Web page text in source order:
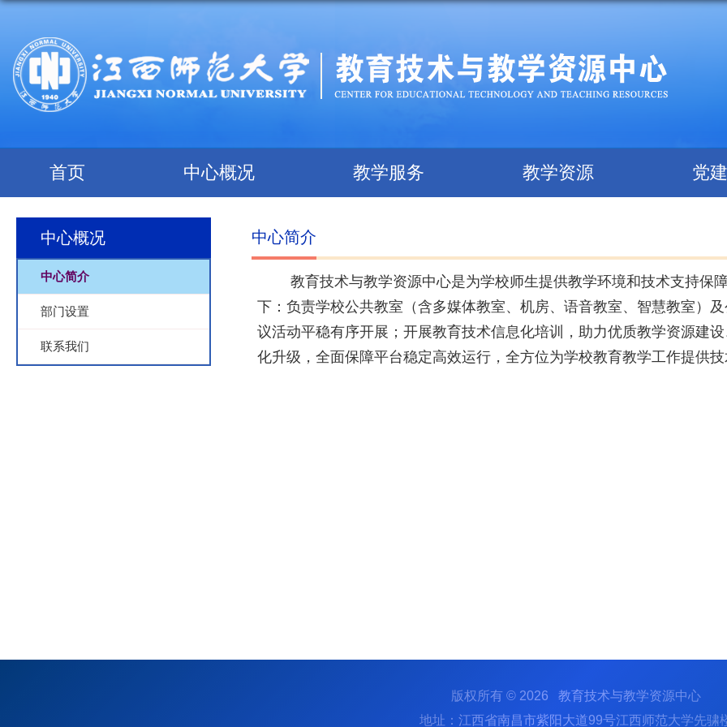
首页 中心概况 教学服务 教学资源 党
中心概况
中心简介
部门设置
联系我们
中心简介
教育技术与教学资源中心是为学校师生提供教学环境和技术支持
下：负责学校公共教室（含多媒体教室、机房、语音教室、智慧教室）
议活动平稳有序开展；开展教育技术信息化培训，助力优质教学资源建
化升级，全面保障平台稳定高效运行，全方位为学校教育教学工作提供
版权所有 © 2026 教育技术与教学资源中心
地址：江西省南昌市紫阳大道99号江西师范大学先骕